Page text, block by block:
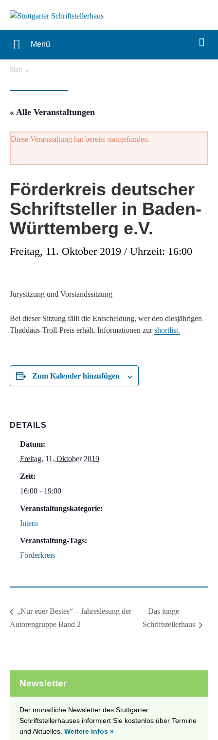
Menü
Start
« Alle Veranstaltungen
Diese Veranstaltung hat bereits stattgefunden.
Förderkreis deutscher
Schriftsteller in Baden-
Württemberg e.V.
Freitag, 11. Oktober 2019 / Uhrzeit: 16:00
Jurysitzung und Vorstandssitzung
Bei dieser Sitzung fällt die Entscheidung, wer den diesjährigen
Thaddäus-Troll-Preis erhält. Informationen zurshortlist.
Zum Kalender hinzufügen
DETAILS
Datum:
Freitag, 11. Oktober 2019
Zeit:
16:00 - 19:00
Veranstaltungskategorie:
Intern
Veranstaltung-Tags:
Förderkreis
„Nur euer Bestes“ – Jahreslesung der
Autorengruppe Band 2
Das junge
Schriftstellerhaus
Newsletter
Der monatliche Newsletter des Stuttgarter
Schriftstellerhauses informiert Sie kostenlos über Termine
und Aktuelles. Weitere Infos »